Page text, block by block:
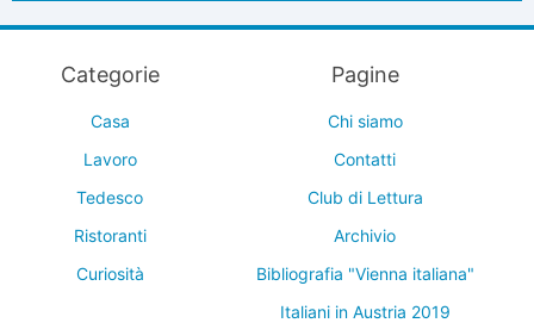
Categorie
Casa
Lavoro
Tedesco
Ristoranti
Curiosità
Pagine
Chi siamo
Contatti
Club di Lettura
Archivio
Bibliografia "Vienna italiana"
Italiani in Austria 2019